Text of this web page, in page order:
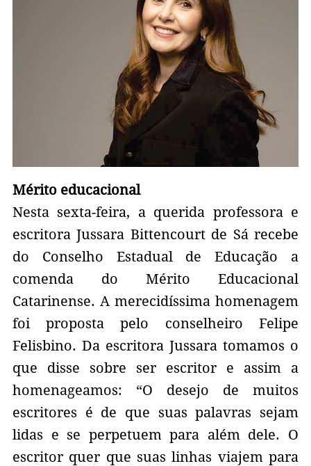
Mérito educacional
Nesta sexta-feira, a querida professora e
escritora Jussara Bittencourt de Sá recebe
do Conselho Estadual de Educação a
comenda do Mérito Educacional
Catarinense. A merecidíssima homenagem
foi proposta pelo conselheiro Felipe
Felisbino. Da escritora Jussara tomamos o
que disse sobre ser escritor e assim a
homenageamos: “O desejo de muitos
escritores é de que suas palavras sejam
lidas e se perpetuem para além dele. O
escritor quer que suas linhas viajem para